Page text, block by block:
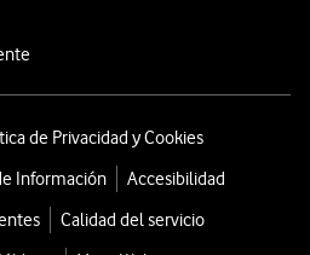
de Privacidad y Cookies
Información
Accesibilidad
Calidad del servicio